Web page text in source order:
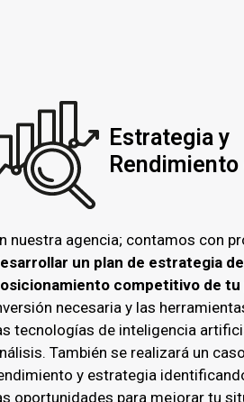
Estrategia y
nuestra agencia; contamos con
un plan de estrategia
competitivo de tu
necesaria y las
tecnologías de inteligencia
También se realizará un
y estrategia
oportunidades para mejorar tu